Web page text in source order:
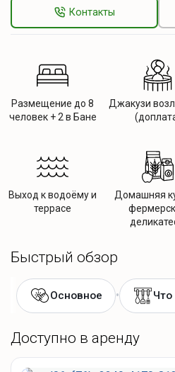
Контакты
Размещение до 8
человек + 2 в Бане
Джакузи
Выход к водоёму и
террасе
Домашняя
Быстрый обзор
Основное • Что
Доступно в аренду